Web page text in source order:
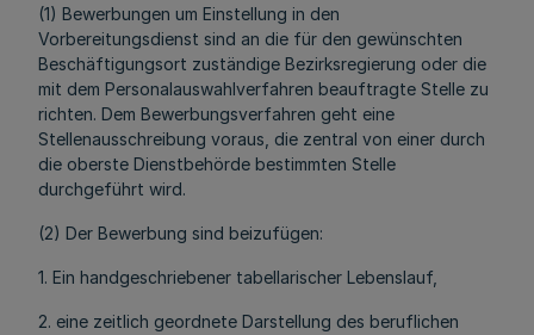
(1) Bewerbungen um Einstellung in den
Vorbereitungsdienst sind an die für den gewünschten
Beschäftigungsort zuständige Bezirksregierung oder die
mit dem Personalauswahlverfahren beauftragte Stelle zu
richten. Dem Bewerbungsverfahren geht eine
Stellenausschreibung voraus, die zentral von einer durch
die oberste Dienstbehörde bestimmten Stelle
durchgeführt wird.
(2) Der Bewerbung sind beizufügen:
1. Ein handgeschriebener tabellarischer Lebenslauf,
2. eine zeitlich geordnete Darstellung des beruflichen